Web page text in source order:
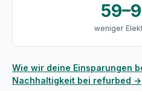
weniger
Wie wir deine Einsparungen
Nachhaltigkeit bei refurbed →